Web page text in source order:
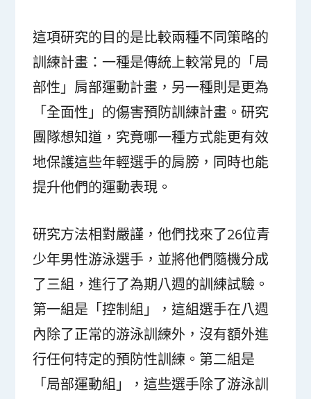
這項研究的目的是比較兩種不同策略的
訓練計畫：一種是傳統上較常見的「局
部性」肩部運動計畫，另一種則是更為
「全面性」的傷害預防訓練計畫。研究
團隊想知道，究竟哪一種方式能更有效
地保護這些年輕選手的肩膀，同時也能
提升他們的運動表現。
研究方法相對嚴謹，他們找來了26位青
少年男性游泳選手，並將他們隨機分成
了三組，進行了為期八週的訓練試驗。
第一組是「控制組」，這組選手在八週
內除了正常的游泳訓練外，沒有額外進
行任何特定的預防性訓練。第二組是
「局部運動組」，這些選手除了游泳訓